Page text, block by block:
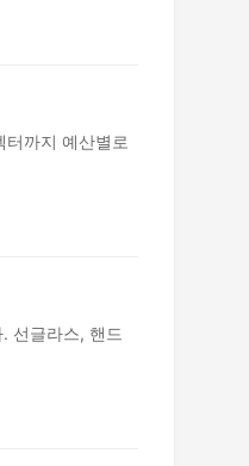
까지 예산별로
선글라스, 핸드